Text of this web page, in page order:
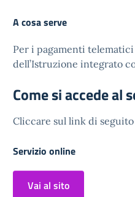
A cosa serve
Per i pagamenti
dell’Istruzione integrato
Come si accede al
Cliccare sul link di seguito
Servizio online
Vai al sito